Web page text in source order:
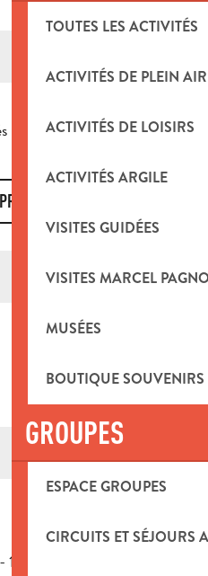
TOUTES LES ACTIVITÉS
ACTIVITÉS DE PLEIN AIR
ACTIVITÉS DE LOISIRS
ACTIVITÉS ARGILE
VISITES GUIDÉES
VISITES MARCEL
MUSÉES
BOUTIQUE
GROUPES
ESPACE GROUPES
CIRCUITS ET SÉJOURS